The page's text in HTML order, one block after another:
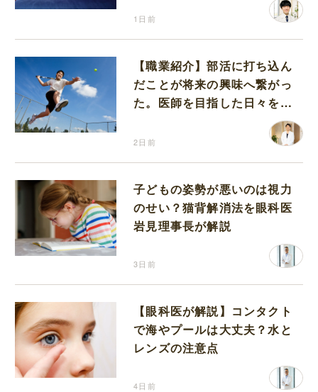
1日前
【職業紹介】部活に打ち込ん
だことが将来の興味へ繋がっ
た。医師を目指した日々を振
2日前
子どもの姿勢が悪いのは視力
のせい？猫背解消法を眼科医
岩見理事長が解説
3日前
【眼科医が解説】コンタクト
で海やプールは大丈夫？水と
レンズの注意点
4日前